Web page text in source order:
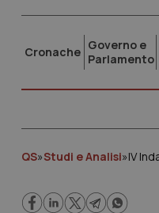
Cronache Governo e
Parlamento
QS»Studi e Analisi»